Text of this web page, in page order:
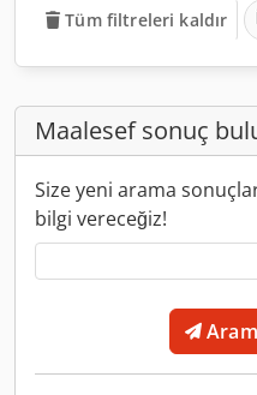
Tüm filtreleri kaldır
Maalesef sonuç
Size yeni arama
bilgi vereceğiz!